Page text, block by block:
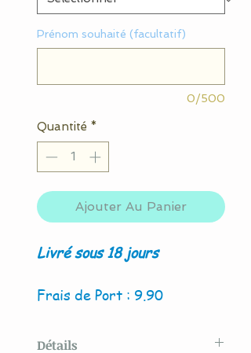
Prénom souhaité (facultatif)
0/500
Quantité *
Ajouter Au Panier
Livré sous 18 jours
Frais de Port : 9.90
Détails